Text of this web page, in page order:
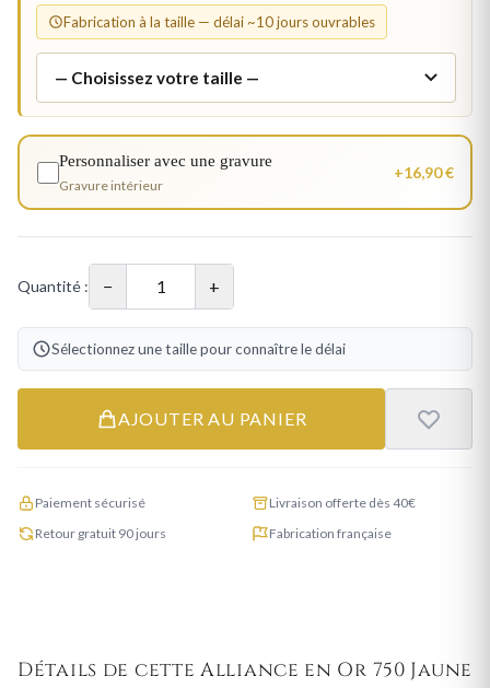
Fabrication à la taille — délai ~10 jours ouvrables
Personnaliser avec une gravure
Gravure intérieur
+16,90 €
Quantité : − +
Sélectionnez une taille pour connaître le délai
AJOUTER AU PANIER
Paiement sécurisé
Livraison offerte dès 40€
Retour gratuit 90 jours
Fabrication française
Détails de cette Alliance en Or 750 Jaune